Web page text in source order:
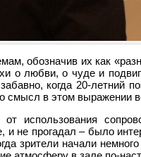
обозначив их как
о любви, о чуде и
когда 20-летний
смысл в этом выражении
использования
и не прогадал – было
зрители начали